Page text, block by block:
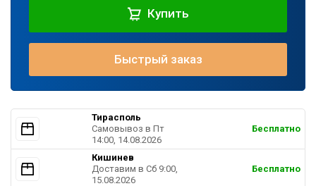
Купить
Быстрый заказ
Тирасполь
Самовывоз в Пт
14:00, 14.08.2026
Бесплатно
Кишинев
Доставим в Cб 9:00,
15.08.2026
Бесплатно